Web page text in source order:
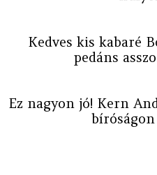
Kedves kis kabaré
pedáns
Ez nagyon jó! Kern